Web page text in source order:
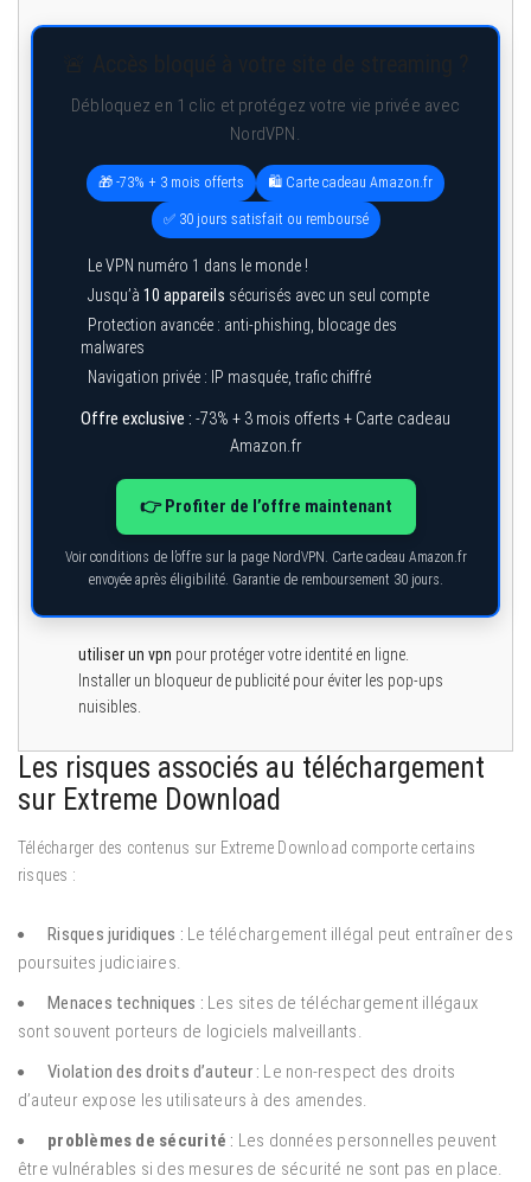
Débloquez en 1 clic et protégez votre vie privée avec
NordVPN.
🎁 -73% + 3 mois offerts 🛍️ Carte cadeau Amazon.fr
✅ 30 jours satisfait ou remboursé
Le VPN numéro 1 dans le monde !
Jusqu’à 10 appareils sécurisés avec un seul compte
Protection avancée : anti-phishing, blocage des
malwares
Navigation privée : IP masquée, trafic chiffré
Offre exclusive : -73% + 3 mois offerts + Carte cadeau
Amazon.fr
👉 Profiter de l’offre maintenant
Voir conditions de l’offre sur la page NordVPN. Carte cadeau Amazon.fr
envoyée après éligibilité. Garantie de remboursement 30 jours.
utiliser un vpn pour protéger votre identité en ligne.
Installer un bloqueur de publicité pour éviter les pop-ups
nuisibles.
Les risques associés au téléchargement
sur Extreme Download
Télécharger des contenus sur Extreme Download comporte certains
risques :
Risques juridiques : Le téléchargement illégal peut entraîner des
poursuites judiciaires.
Menaces techniques : Les sites de téléchargement illégaux
sont souvent porteurs de logiciels malveillants.
Violation des droits d’auteur : Le non-respect des droits
d’auteur expose les utilisateurs à des amendes.
problèmes de sécurité : Les données personnelles peuvent
être vulnérables si des mesures de sécurité ne sont pas en place.